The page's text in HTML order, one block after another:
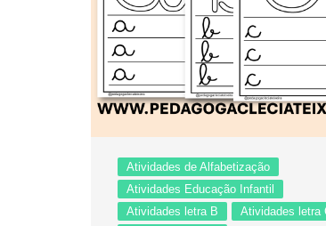
Atividades de Alfabetização
Atividades Educação Infantil
Atividades letra B
Atividades letra